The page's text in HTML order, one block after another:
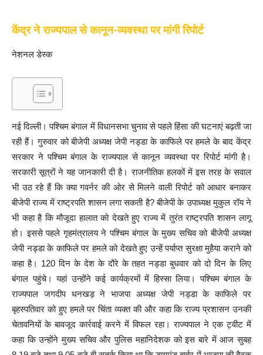
केंद्र ने राज्यपाल से कानून-व्यवस्था पर मांगी रिपोर्ट
नेशनल डेस्क
नई दिल्ली। पश्चिम बंगाल में विधानसभा चुनाव से पहले हिंसा की घटनाएं बढ़ती जा
रही हैं। गुरुवार को बीजेपी अध्यक्ष जेपी नड्डा के काफिले पर हमले के बाद केंद्र
सरकार ने पश्चिम बंगाल के राज्यपाल से कानून व्यवस्था पर रिपोर्ट मांगी है।
सरकारी सूत्रों ने यह जानकारी दी है। राजनीतिक हलकों में इस तरह के सवाल
भी उठ रहे हैं कि क्या गवर्नर की ओर से मिलने वाली रिपोर्ट को आधार बनाकर
बीजेपी राज्य में राष्ट्रपति शासन लगा सकती है? बीजेपी के उपाध्यक्ष मुकुल रॉय ने
भी कहा है कि मौजूदा हालात को देखते हुए राज्य में तुरंत राष्ट्रपति शासन लागू
हो। इससे पहले गृहमंत्रालय ने पश्चिम बंगाल के मुख्य सचिव को बीजेपी अध्यक्ष
जेपी नड्डा के काफिले पर हमले को देखते हुए उन्हें पर्याप्त सुरक्षा मुहैया कराने को
कहा है। 120 दिन के देश के दौरे के तहत नड्डा बुधवार को दो दिन के लिए
बंगाल पहुंचे। यहां उन्होंने कई कार्यक्रमों में हिस्सा लिया। पश्चिम बंगाल के
राज्यपाल जगदीप धनखड़ ने भाजपा अध्यक्ष जेपी नड्डा के काफिले पर
बृहस्पतिवार को हुए हमले पर चिंता व्यक्त की और कहा कि राज्य प्रशासन उनकी
चेतावनियों के बावजूद कार्रवाई करने में विफल रहा। राज्यपाल ने एक ट्वीट में
कहा कि उन्होंने मुख्य सचिव और पुलिस महानिदेशक को इस बारे में आज सुबह